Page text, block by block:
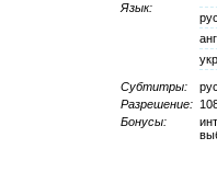
Язык:
Субтитры:
Разрешение:
Бонусы: